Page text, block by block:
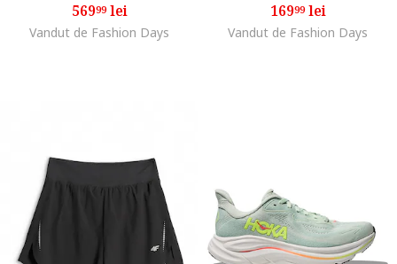
56999lei
Vandut de Fashion Days
16999lei
Vandut de Fashion Days